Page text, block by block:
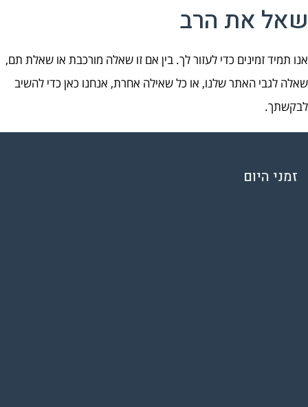
שאל את הרב
אנו תמיד זמינים כדי לעזור לך. בין אם זו שאלה מורכבת או שאלת תם,
שאלה לגבי האתר שלנו, או כל שאילה אחרת, אנחנו כאן כדי להשיב
לבקשתך.
זמני היום